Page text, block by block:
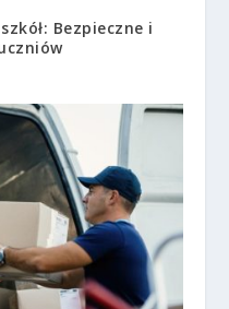
Bezpieczne i